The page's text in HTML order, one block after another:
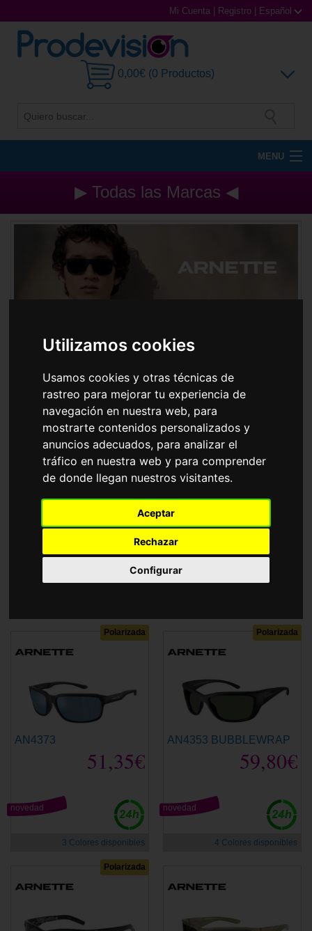
Utilizamos cookies
Usamos cookies y otras técnicas de
rastreo para mejorar tu experiencia de
navegación en nuestra web, para
mostrarte contenidos personalizados y
anuncios adecuados, para analizar el
tráfico en nuestra web y para comprender
de donde llegan nuestros visitantes.
Aceptar
Rechazar
Configurar
Mi Cuenta Registro Español
0,00€ (0 Productos)
MENU
Gafas de Sol
Gafas Graduadas
Gafas Deportivas
▶ Todas las Marcas ◀
Gafas de SolArnette
Ordenar por
AN4182 HOT SHOT
50,05€
AN4242 FASTBALL 2.0
63,05€
Polarizada
AN4373
51,35€
novedad
3 Colores disponibles
Polarizada
AN4353 BUBBLEWRAP
59,80€
novedad
4 Colores disponibles
Polarizada